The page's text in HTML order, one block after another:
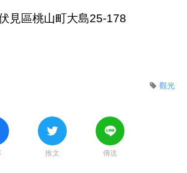
見區桃山町大島25-178
觀光
推文 傳送